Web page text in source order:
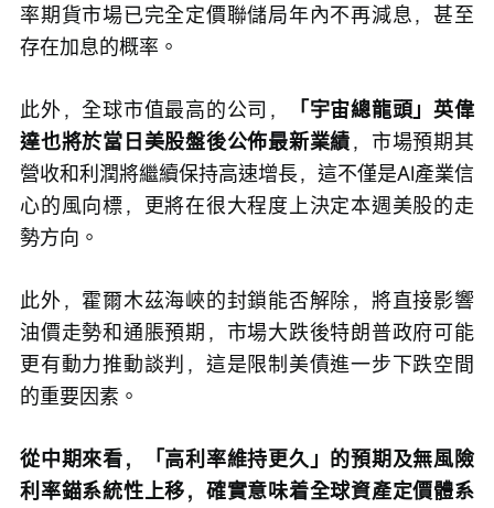
率期貨市場已完全定價聯儲局年內不再減息，甚至
存在加息的概率。
此外，全球市值最高的公司，
「宇宙總龍頭」英偉
達也將於當日美股盤後公佈最新業績，市場預期其
營收和利潤將繼續保持高速增長，這不僅是AI產業信
心的風向標，更將在很大程度上決定本週美股的走
勢方向。
此外，霍爾木茲海峽的封鎖能否解除，將直接影響
油價走勢和通脹預期，市場大跌後特朗普政府可能
更有動力推動談判，這是限制美債進一步下跌空間
的重要因素。
從中期來看，「高利率維持更久」的預期及無風險
利率錨系統性上移，確實意味着全球資產定價體系